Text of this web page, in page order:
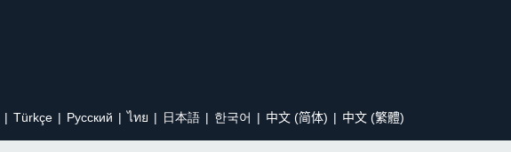
Türkçe Ρусский ไทย 日本語 한국어 中文 (简体) 中文 (繁體)